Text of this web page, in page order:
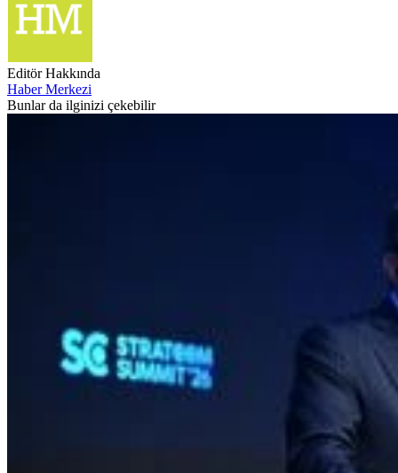
Editör Hakkında
Haber Merkezi
Bunlar da ilginizi çekebilir